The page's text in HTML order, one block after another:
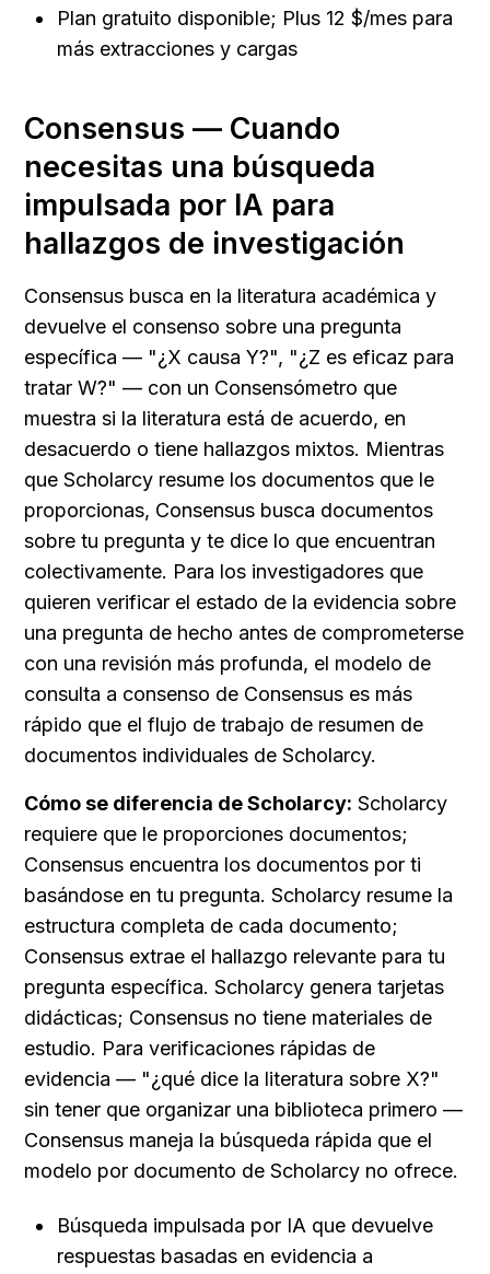
Plan gratuito disponible; Plus 12 $/mes para
más extracciones y cargas
Consensus — Cuando
necesitas una búsqueda
impulsada por IA para
hallazgos de investigación
Consensus busca en la literatura académica y
devuelve el consenso sobre una pregunta
específica — "¿X causa Y?", "¿Z es eficaz para
tratar W?" — con un Consensómetro que
muestra si la literatura está de acuerdo, en
desacuerdo o tiene hallazgos mixtos. Mientras
que Scholarcy resume los documentos que le
proporcionas, Consensus busca documentos
sobre tu pregunta y te dice lo que encuentran
colectivamente. Para los investigadores que
quieren verificar el estado de la evidencia sobre
una pregunta de hecho antes de comprometerse
con una revisión más profunda, el modelo de
consulta a consenso de Consensus es más
rápido que el flujo de trabajo de resumen de
documentos individuales de Scholarcy.
Cómo se diferencia de Scholarcy: Scholarcy
requiere que le proporciones documentos;
Consensus encuentra los documentos por ti
basándose en tu pregunta. Scholarcy resume la
estructura completa de cada documento;
Consensus extrae el hallazgo relevante para tu
pregunta específica. Scholarcy genera tarjetas
didácticas; Consensus no tiene materiales de
estudio. Para verificaciones rápidas de
evidencia — "¿qué dice la literatura sobre X?"
sin tener que organizar una biblioteca primero —
Consensus maneja la búsqueda rápida que el
modelo por documento de Scholarcy no ofrece.
Búsqueda impulsada por IA que devuelve
respuestas basadas en evidencia a